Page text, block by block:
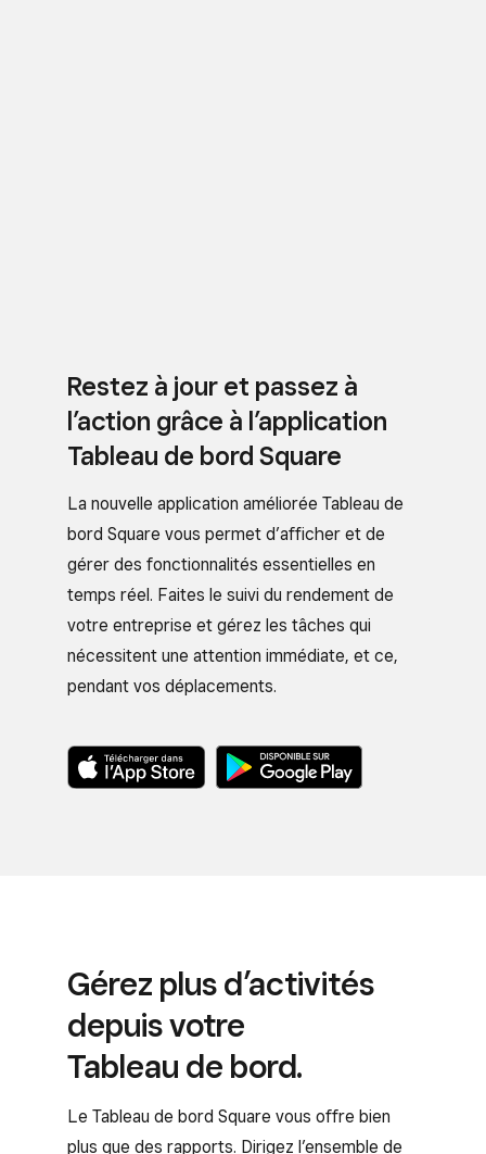
Restez à jour et passez à
l’action grâce à l’application
Tableau de bord Square
La nouvelle application améliorée Tableau de
bord Square vous permet d’afficher et de
gérer des fonctionnalités essentielles en
temps réel. Faites le suivi du rendement de
votre entreprise et gérez les tâches qui
nécessitent une attention immédiate, et ce,
pendant vos déplacements.
Gérez plus d’activités
depuis votre
Tableau de bord.
Le Tableau de bord Square vous offre bien
plus que des rapports. Dirigez l’ensemble de